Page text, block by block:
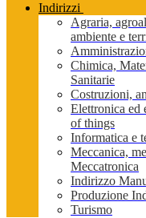
Indirizzi
Agraria,
ambiente e
Chimica,
Sanitarie
Costruzioni,
Elettronica ed
of things
Informatica e
Meccanica,
Meccatronica
Indirizzo
Produzione
Turismo